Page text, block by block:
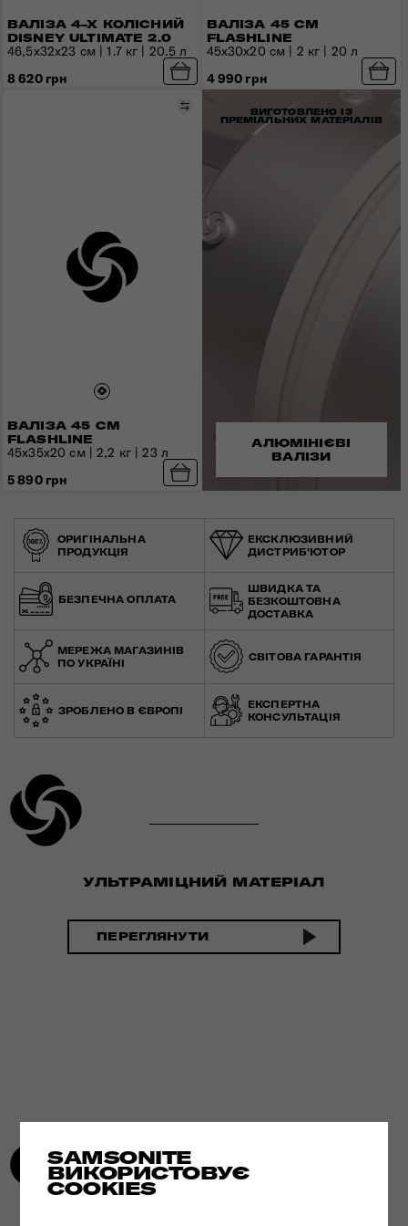
SAMSONITE
ВИКОРИСТОВУЄ
COOKIES
ВАЛІЗА 4-Х КОЛІСНИЙ
DISNEY ULTIMATE 2.0
46,5x32x23 см | 1.7 кг | 20.5 л
8 620 грн
ВАЛІЗА 45 СМ
FLASHLINE
45x30x20 см | 2 кг | 20 л
4 990 грн
ВАЛІЗА 45 СМ
FLASHLINE
Порівняти
45x35x20 см | 2,2 кг | 23 л
5 890 грн
ВИГОТОВЛЕНО ІЗ
ПРЕМІАЛЬНИХ МАТЕРІАЛІВ
АЛЮМІНІЄВІ
ВАЛІЗИ
ОРИГІНАЛЬНА
ПРОДУКЦІЯ
ЕКСКЛЮЗИВНИЙ
ДИСТРИБ'ЮТОР
БЕЗПЕЧНА ОПЛАТА
ШВИДКА ТА
БЕЗКОШТОВНА
ДОСТАВКА
МЕРЕЖА МАГАЗИНІВ
ПО УКРАЇНІ
СВІТОВА ГАРАНТІЯ
ЗРОБЛЕНО В ЄВРОПІ
ЕКСПЕРТНА
КОНСУЛЬТАЦІЯ
УЛЬТРАМІЦНИЙ МАТЕРІАЛ
ПЕРЕГЛЯНУТИ